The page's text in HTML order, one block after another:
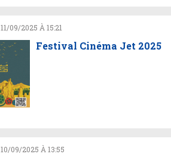
11/09/2025 À 15:21
Festival Cinéma Jet 2025
10/09/2025 À 13:55